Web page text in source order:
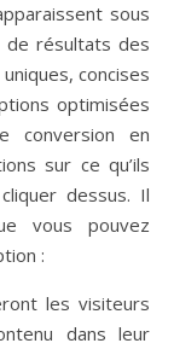
sous
de résultats des
concises
optimisées
conversion en
sur ce qu’ils
dessus. Il
vous pouvez
:
les visiteurs
dans leur